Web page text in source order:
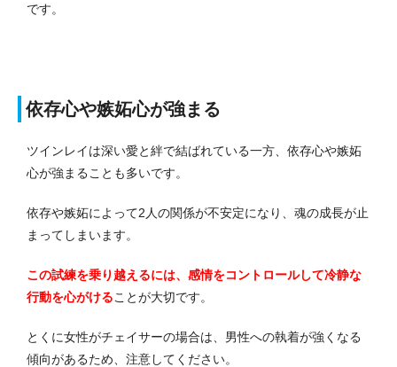
です。
依存心や嫉妬心が強まる
ツインレイは深い愛と絆で結ばれている一方、依存心や嫉妬
心が強まることも多いです。
依存や嫉妬によって2人の関係が不安定になり、魂の成長が止
まってしまいます。
この試練を乗り越えるには、感情をコントロールして冷静な
行動を心がけることが大切です。
とくに女性がチェイサーの場合は、男性への執着が強くなる
傾向があるため、注意してください。